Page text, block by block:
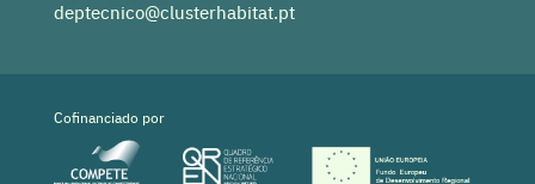
deptecnico@clusterhabitat.pt
Cofinanciado por